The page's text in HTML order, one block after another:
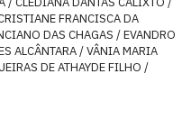
FRANCISCA DA
DAS CHAGAS / EVANDRO
ALCÂNTARA / VÂNIA MARIA
DE ATHAYDE FILHO /